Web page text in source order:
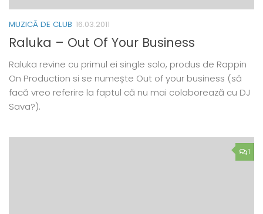
MUZICĂ DE CLUB 16.03.2011
Raluka – Out Of Your Business
Raluka revine cu primul ei single solo, produs de Rappin
On Production si se numește Out of your business (să
facă vreo referire la faptul că nu mai colaborează cu DJ
Sava?).
1